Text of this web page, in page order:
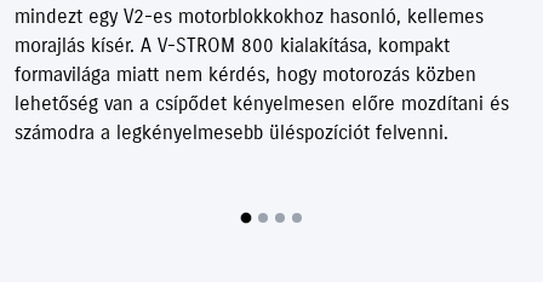
mindezt egy V2-es motorblokkokhoz hasonló, kellemes
morajlás kísér. A V-STROM 800 kialakítása, kompakt
formavilága miatt nem kérdés, hogy motorozás közben
lehetőség van a csípődet kényelmesen előre mozdítani és
számodra a legkényelmesebb üléspozíciót felvenni.